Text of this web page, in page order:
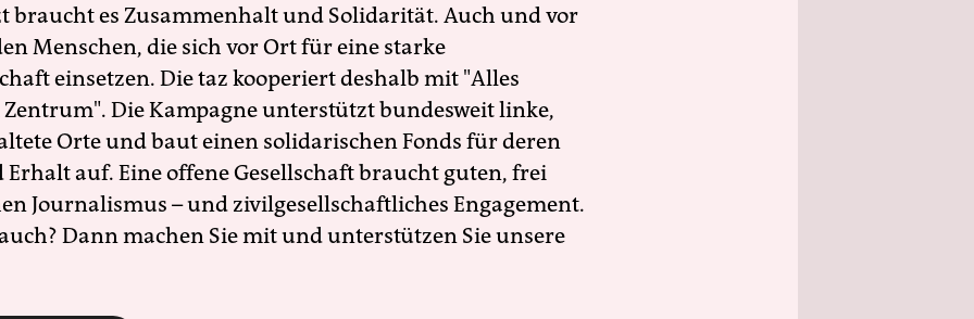
braucht es Zusammenhalt und Solidarität. Auch und vor
Menschen, die sich vor Ort für eine starke
einsetzen. Die taz kooperiert deshalb mit "Alles
Die Kampagne unterstützt bundesweit linke,
Orte und baut einen solidarischen Fonds für deren
Erhalt auf. Eine offene Gesellschaft braucht guten, frei
Journalismus – und zivilgesellschaftliches Engagement.
Dann machen Sie mit und unterstützen Sie unsere